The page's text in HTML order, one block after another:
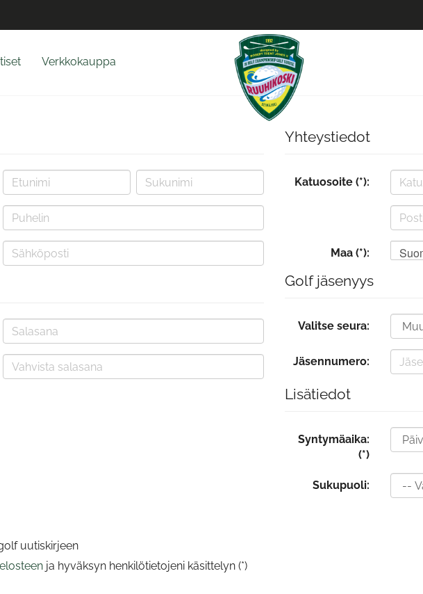
Verkkokauppa
Yhteystiedot
Katuosoite (*):
Maa (*):
Golf jäsenyys
Valitse seura:
Jäsennumero:
Lisätiedot
Syntymäaika:
(*)
Sukupuoli:
uutiskirjeen
ja hyväksyn henkilötietojeni käsittelyn (*)